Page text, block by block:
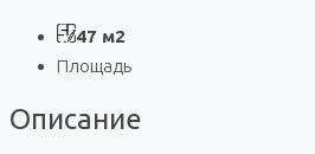
47 м2
Площадь
Описание